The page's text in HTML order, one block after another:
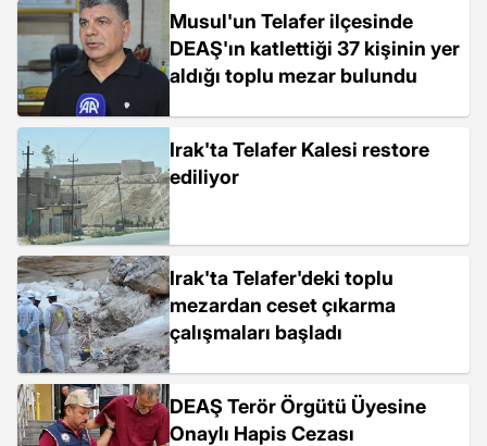
Musul'un Telafer ilçesinde
DEAŞ'ın katlettiği 37 kişinin yer
aldığı toplu mezar bulundu
Irak'ta Telafer Kalesi restore
ediliyor
Irak'ta Telafer'deki toplu
mezardan ceset çıkarma
çalışmaları başladı
DEAŞ Terör Örgütü Üyesine
Onaylı Hapis Cezası